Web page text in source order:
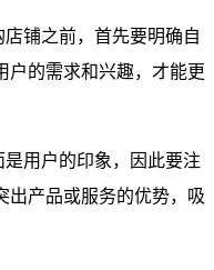
铺之前，首先要明确自
户的需求和兴趣，才能更
用户的印象，因此要注
出产品或服务的优势，吸